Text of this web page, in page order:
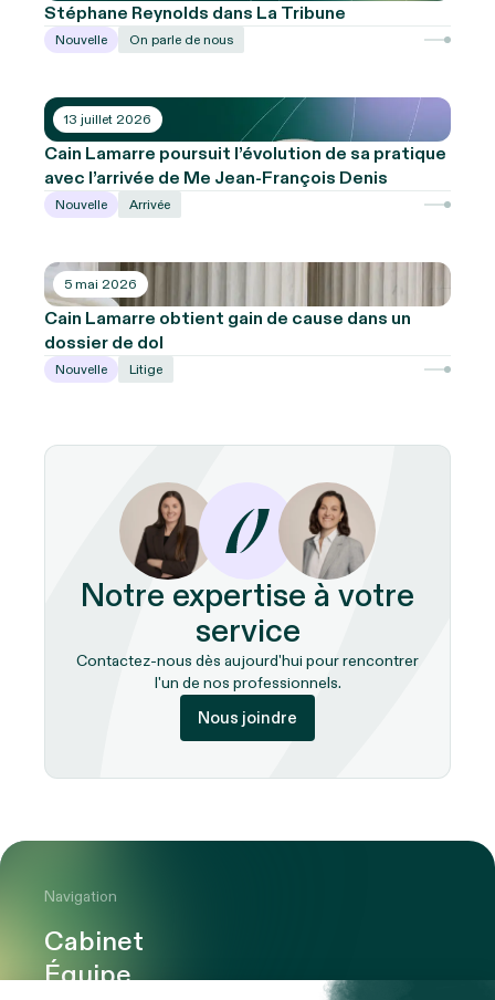
Stéphane Reynolds dans La Tribune
Nouvelle On parle de nous
13 juillet 2026
Cain Lamarre poursuit l’évolution de sa pratique
avec l’arrivée de Me Jean-François Denis
Nouvelle Arrivée
5 mai 2026
Cain Lamarre obtient gain de cause dans un
dossier de dol
Nouvelle Litige
Notre expertise à votre
service
Contactez-nous dès aujourd'hui pour rencontrer
l'un de nos professionnels.
Nous joindre
Navigation
Cabinet
Équipe